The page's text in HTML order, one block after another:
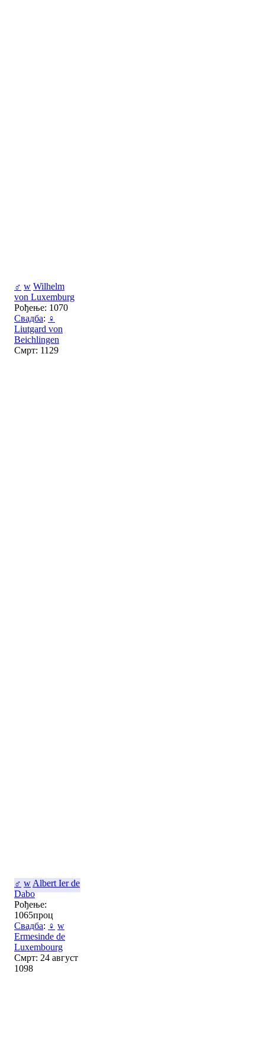
♂ w Wilhelm
von Luxemburg
Рођење: 1070
Свадба: ♀
Liutgard von
Beichlingen
Смрт: 1129
♂ w Albert Ier de
Dabo
Рођење:
1065проц
Свадба: ♀ w
Ermesinde de
Luxembourg
Смрт: 24 август
1098